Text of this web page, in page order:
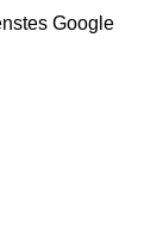
Google